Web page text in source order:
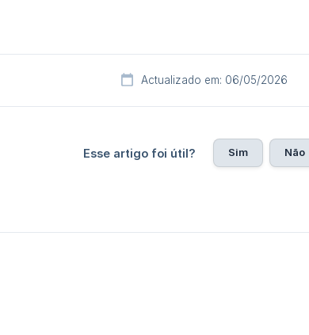
Actualizado em: 06/05/2026
Esse artigo foi útil? Sim Não